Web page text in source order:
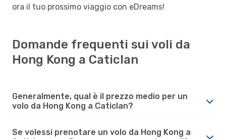
ora il tuo prossimo viaggio con eDreams!
Domande frequenti sui voli da
Hong Kong a Caticlan
Generalmente, qual è il prezzo medio per un
volo da Hong Kong a Caticlan?
Se volessi prenotare un volo da Hong Kong a